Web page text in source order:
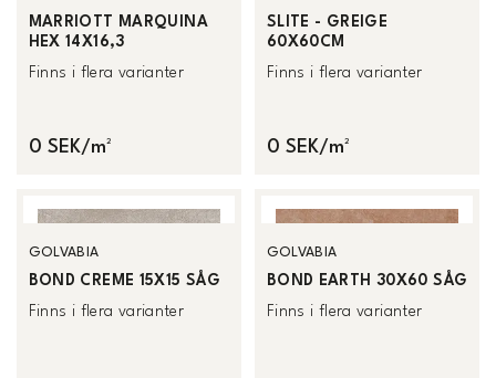
MARRIOTT MARQUINA
HEX 14X16,3
Finns i flera varianter
0 SEK/m²
SLITE - GREIGE
60X60CM
Finns i flera varianter
0 SEK/m²
GOLVABIA
BOND CREME 15X15 SÅG
Finns i flera varianter
GOLVABIA
BOND EARTH 30X60 SÅG
Finns i flera varianter